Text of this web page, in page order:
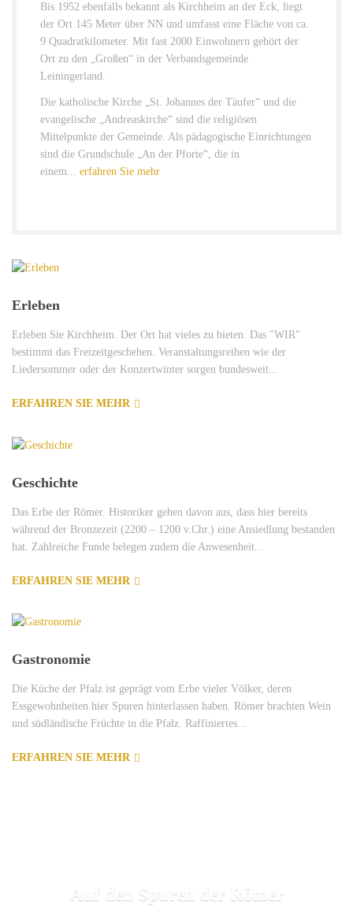
Bis 1952 ebenfalls bekannt als Kirchheim an der Eck, liegt
der Ort 145 Meter über NN und umfasst eine Fläche von ca.
9 Quadratkilometer. Mit fast 2000 Einwohnern gehört der
Ort zu den „Großen“ in der Verbandsgemeinde
Leiningerland.
Die katholische Kirche „St. Johannes der Täufer“ und die
evangelische „Andreaskirche“ sind die religiösen
Mittelpunkte der Gemeinde. Als pädagogische Einrichtungen
sind die Grundschule „An der Pforte“, die in
einem... erfahren Sie mehr
Erleben
Erleben Sie Kirchheim. Der Ort hat vieles zu bieten. Das "WIR"
bestimmt das Freizeitgeschehen. Veranstaltungsreihen wie der
Liedersommer oder der Konzertwinter sorgen bundesweit...
ERFAHREN SIE MEHR
Geschichte
Das Erbe der Römer. Historiker gehen davon aus, dass hier bereits
während der Bronzezeit (2200 – 1200 v.Chr.) eine Ansiedlung bestanden
hat. Zahlreiche Funde belegen zudem die Anwesenheit...
ERFAHREN SIE MEHR
Gastronomie
Die Küche der Pfalz ist geprägt vom Erbe vieler Völker, deren
Essgewohnheiten hier Spuren hinterlassen haben. Römer brachten Wein
und südländische Früchte in die Pfalz. Raffiniertes...
ERFAHREN SIE MEHR
Auf den Spuren der Römer